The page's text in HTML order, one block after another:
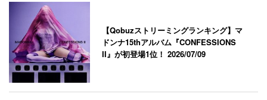
【Qobuzストリーミングランキング】マ
ドンナ15thアルバム『CONFESSIONS
II』が初登場1位！2026/07/09